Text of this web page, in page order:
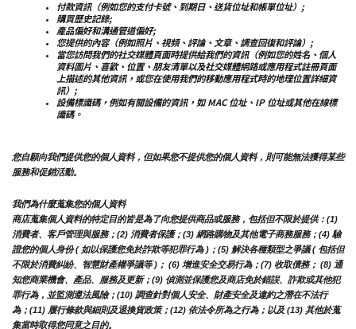
付款資訊（例如您的支付卡號、到期日、送貨位址和帳單位址）;
購買歷史記錄;
產品偏好和溝通管道偏好;
您提供的內容（例如照片、視頻、評論、文章、調查回復和評論）;
當您訪問我們的社交媒體頁面時提供給我們的資訊（例如您的姓名、個人
資料圖片、喜歡、位置、朋友清單以及社交媒體網路或應用程式註冊頁面
上描述的其他資訊，或您在使用我們的移動應用程式時的地理位置詳細資
訊）;
設備標識碼，例如有關設備的資訊，如 MAC 位址、IP 位址或其他在線標
識碼。
您自願向我們提供您的個人資料，但如果您不提供您的個人資料，則可能無法獲得某些
服務和促銷活動。
我們為什麼蒐集您的個人資料
商店蒐集個人資料的特定目的皆是為了向您提供商品或服務，包括但不限於提供：(1)
消費者、客戶管理與服務；(2) 消費者保護；(3) 網路購物及其他電子商務服務；(4) 驗
證您的個人身份 ( 如以保護您免於詐欺等犯罪行為 )；(5) 解決各種類型之爭議 ( 包括但
不限於消費糾紛、智慧財產權爭議等 )； (6) 增進安全交易行為；(7) 收取債務； (8) 通
知您商業機會、產品、服務及更新；(9) 偵測並保護您及商店免於錯誤、詐欺或其他犯
罪行為，並監測遵法風險；(10) 調查針對個人安全、財產安全及違約之潛在不法行
為；(11) 履行條款與細則及退換貨政策；(12) 依法令所為之行為；以及 (13) 其他於蒐
集當時取得您同意之目的。